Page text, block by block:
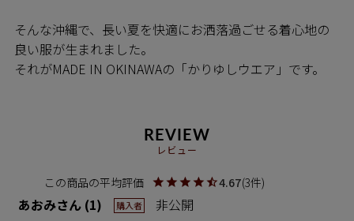
そんな沖縄で、長い夏を快適にお洒落過ごせる着心地の
良い服が生まれました。
それがMADE IN OKINAWAの「かりゆしウエア」です。
REVIEW
レビュー
4.67 3
あおみ 1 購入者 非公開